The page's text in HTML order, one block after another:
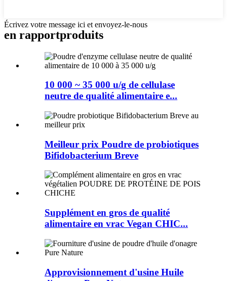
Écrivez votre message ici et envoyez-le-nous
en rapportproduits
10 000 ~ 35 000 u/g de cellulase
neutre de qualité alimentaire e...
Meilleur prix Poudre de probiotiques
Bifidobacterium Breve
Supplément en gros de qualité
alimentaire en vrac Vegan CHIC...
Approvisionnement d'usine Huile